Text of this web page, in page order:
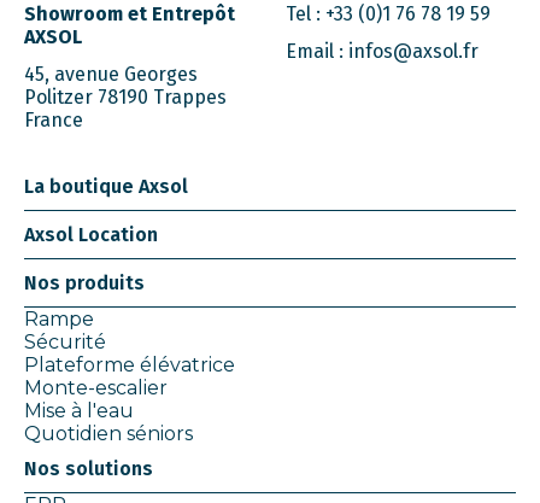
Showroom et Entrepôt
AXSOL
45, avenue Georges
Politzer 78190 Trappes
France
Tel : +33 (0)1 76 78 19 59
Email : infos@axsol.fr
La boutique Axsol
Axsol Location
Nos produits
Rampe
Sécurité
Plateforme élévatrice
Monte-escalier
Mise à l'eau
Quotidien séniors
Nos solutions